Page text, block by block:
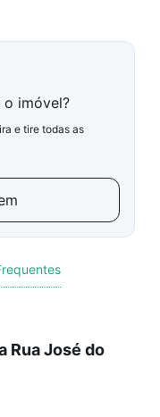
o imóvel?
e tire todas as
Rua José do